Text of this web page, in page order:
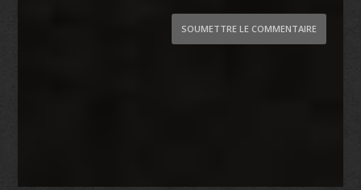
SOUMETTRE LE COMMENTAIRE